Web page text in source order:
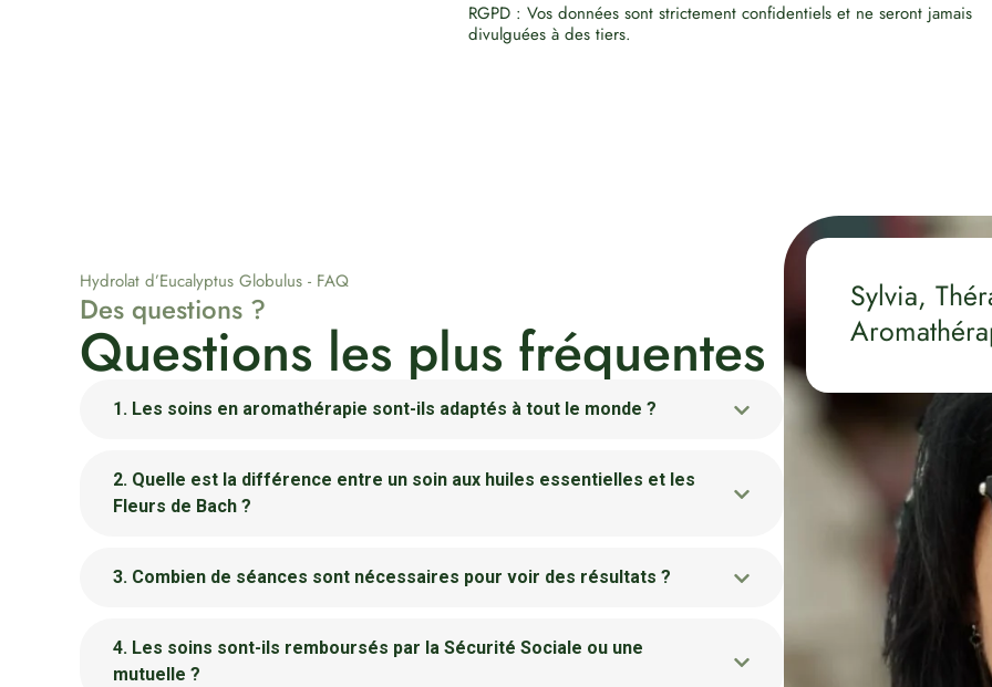
RGPD : Vos données sont strictement confidentiels et ne seront jamais
divulguées à des tiers.
Sylvia,
Hydrolat d’Eucalyptus Globulus - FAQ
Des questions ?
Questions les plus fréquentes
1. Les soins en aromathérapie sont-ils adaptés à tout le monde ?
2. Quelle est la différence entre un soin aux huiles essentielles et les
Fleurs de Bach ?
3. Combien de séances sont nécessaires pour voir des résultats ?
4. Les soins sont-ils remboursés par la Sécurité Sociale ou une
mutuelle ?